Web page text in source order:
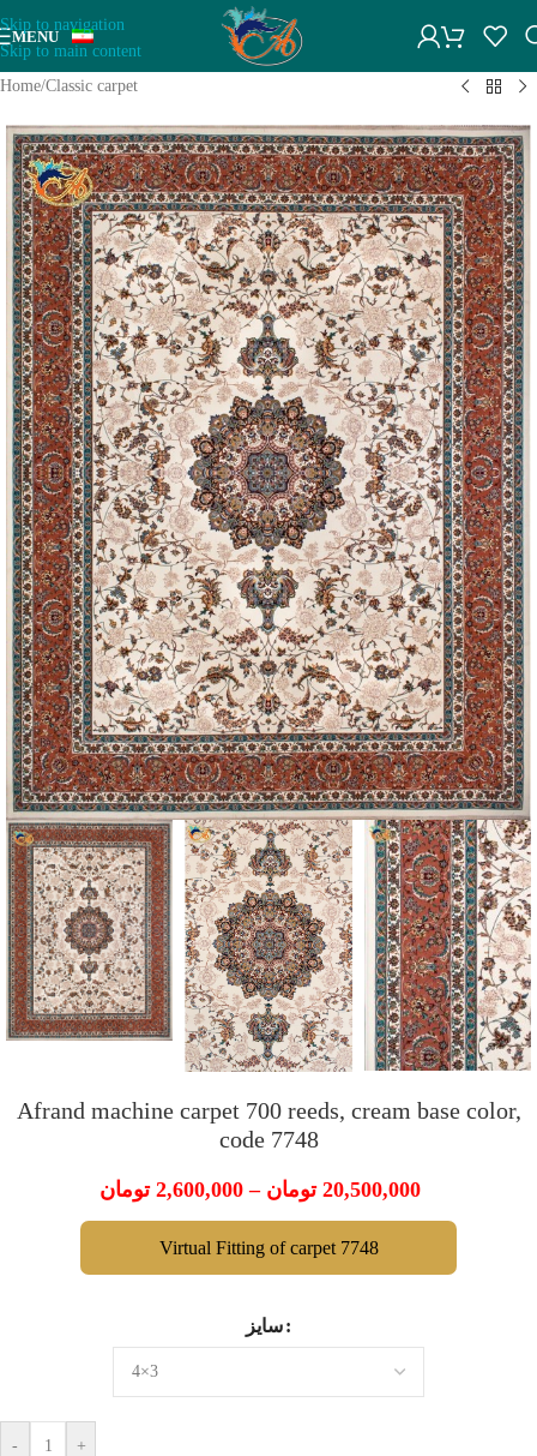
Skip to navigation
Skip to main content
MENU
Home/Classic carpet
Afrand machine carpet 700 reeds, cream base color,
code 7748
2,600,000 تومان – 20,500,000 تومان
Virtual Fitting of carpet 7748
سایز
- +